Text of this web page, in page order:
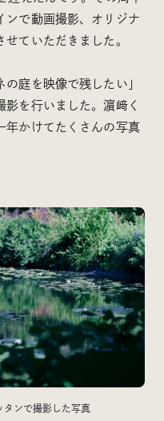
ンで動画撮影、オリジナ
ていただきました。
庭を映像で残したい」
影を行いました。濵﨑く
年かけてたくさんの写真
タンで撮影した写真